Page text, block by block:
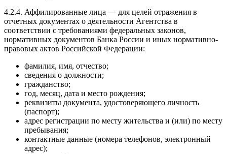
4.2.4. Аффилированные лица — для целей отражения в
отчетных документах о деятельности Агентства в
соответствии с требованиями федеральных законов,
нормативных документов Банка России и иных нормативно-
правовых актов Российской Федерации:
фамилия, имя, отчество;
сведения о должности;
гражданство;
год, месяц, дата и место рождения;
реквизиты документа, удостоверяющего личность
(паспорт);
адрес регистрации по месту жительства и (или) по месту
пребывания;
контактные данные (номера телефонов, электронный
адрес);